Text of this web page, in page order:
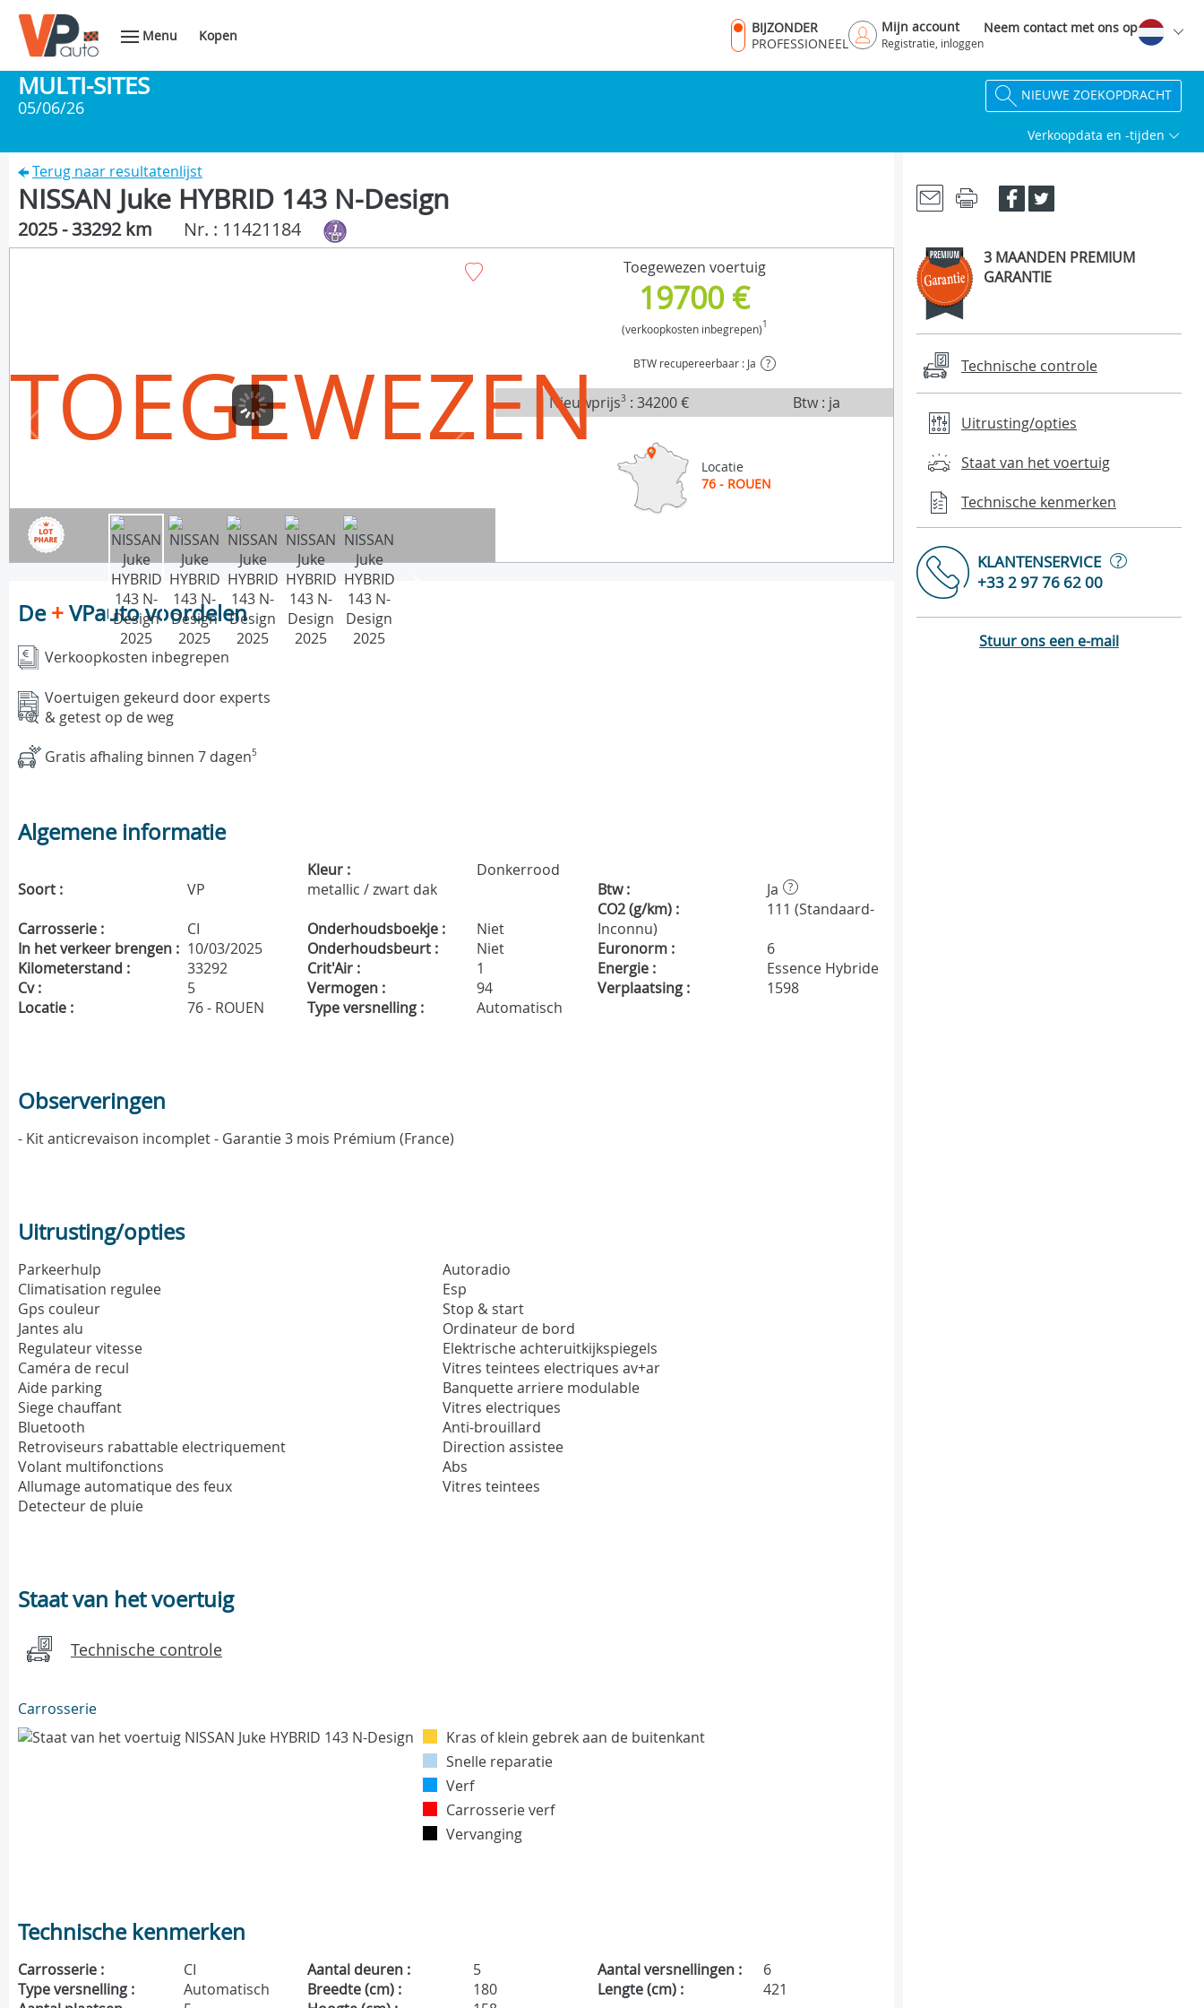
Menu Kopen
BIJZONDER
PROFESSIONEEL
Mijn account
Registratie, inloggen
Neem contact met ons op
MULTI-SITES
05/06/26
NIEUWE ZOEKOPDRACHT
Verkoopdata en -tijden
Terug naar resultatenlijst
NISSAN Juke HYBRID 143 N-Design
2025 - 33292 km Nr. : 11421184
TOEGEWEZEN
Toegewezen voertuig
19700 €
(verkoopkosten inbegrepen)1
BTW recupereerbaar : Ja ?
Nieuwprijs3 : 34200 € Btw : ja
Locatie
76 - ROUEN
De+VPauto voordelen
Verkoopkosten inbegrepen
Voertuigen gekeurd door experts
& getest op de weg
Gratis afhaling binnen 7 dagen5
Algemene informatie
Soort : VP
Kleur :
Donkerrood
metallic / zwart dak
Btw : Ja ?
Carrosserie : CI Onderhoudsboekje : Niet
CO2 (g/km) :
111 (Standaard-
Inconnu)
In het verkeer brengen : 10/03/2025 Onderhoudsbeurt : Niet Euronorm :
6
Kilometerstand :
33292 Crit'Air : 1 Energie :
Essence Hybride
Cv :
5 Vermogen : 94 Verplaatsing :
1598
Locatie :
76 - ROUEN Type versnelling : Automatisch
Observeringen
- Kit anticrevaison incomplet - Garantie 3 mois Prémium (France)
Uitrusting/opties
Parkeerhulp
Climatisation regulee
Gps couleur
Jantes alu
Regulateur vitesse
Caméra de recul
Aide parking
Siege chauffant
Bluetooth
Retroviseurs rabattable electriquement
Volant multifonctions
Allumage automatique des feux
Detecteur de pluie
Autoradio
Esp
Stop & start
Ordinateur de bord
Elektrische achteruitkijkspiegels
Vitres teintees electriques av+ar
Banquette arriere modulable
Vitres electriques
Anti-brouillard
Direction assistee
Abs
Vitres teintees
Staat van het voertuig
Technische controle
Carrosserie
Kras of klein gebrek aan de buitenkant
Snelle reparatie
Verf
Carrosserie verf
Vervanging
Technische kenmerken
Carrosserie : CI Aantal deuren : 5 Aantal versnellingen :
6
Type versnelling :
Automatisch Breedte (cm) : 180 Lengte (cm) :
421
3 MAANDEN PREMIUM
GARANTIE
Technische controle
Uitrusting/opties
Staat van het voertuig
Technische kenmerken
KLANTENSERVICE
?
+33 2 97 76 62 00
Stuur ons een e-mail